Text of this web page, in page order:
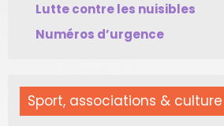
Lutte contre les nuisibles
Numéros d’urgence
Sport, associations & culture